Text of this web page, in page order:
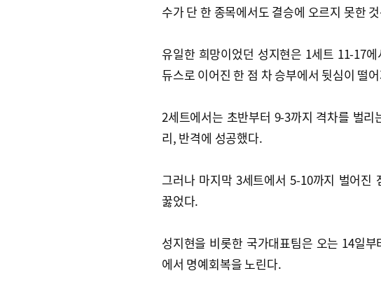
수가 단 한 종목에서도 결승에 오르지 못한
유일한 희망이었던 성지현은 1세트 11-17
듀스로 이어진 한 점 차 승부에서 뒷심이 떨
2세트에서는 초반부터 9-3까지 격차를 벌
리, 반격에 성공했다.
그러나 마지막 3세트에서 5-10까지 벌어진
꿇었다.
성지현을 비롯한 국가대표팀은 오는 14일
에서 명예회복을 노린다.